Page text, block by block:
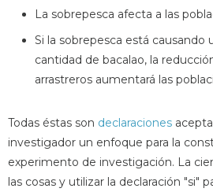
La sobrepesca afecta a las
Si la sobrepesca está causando
cantidad de bacalao, la
arrastreros aumentará las
Todas éstas son declaraciones
investigador un enfoque para la
experimento de investigación. La
las cosas y utilizar la declaración "si"